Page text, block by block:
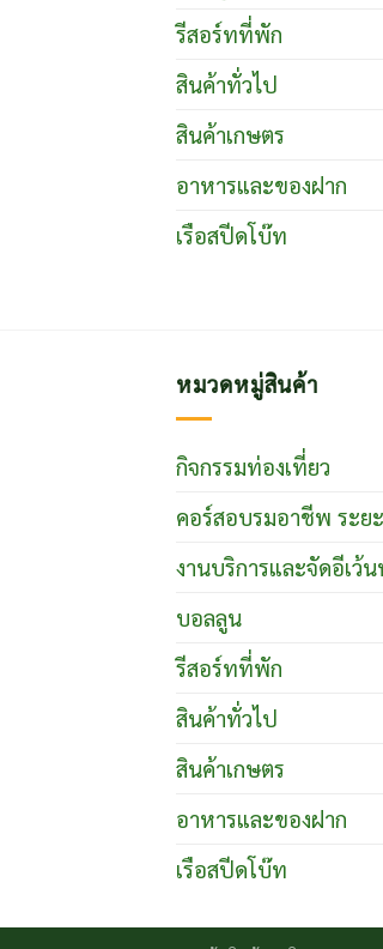
รีสอร์ทที่พัก
สินค้าทั่วไป
สินค้าเกษตร
อาหารและของฝาก
เรือสปีดโบ๊ท
หมวดหมู่สินค้า
กิจกรรมท่องเที่ยว
คอร์สอบรมอาชีพ ระย
งานบริการและจัดอีเว้
บอลลูน
รีสอร์ทที่พัก
สินค้าทั่วไป
สินค้าเกษตร
อาหารและของฝาก
เรือสปีดโบ๊ท